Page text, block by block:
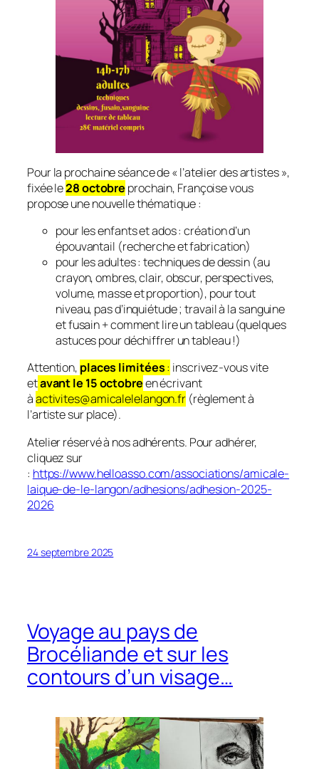
Pour la prochaine séance de « l’atelier des artistes »,
fixée le28 octobre prochain, Françoise vous
propose une nouvelle thématique :
pour les enfants et ados : création d’un
épouvantail (recherche et fabrication)
pour les adultes : techniques de dessin (au
crayon, ombres, clair, obscur, perspectives,
volume, masse et proportion), pour tout
niveau, pas d’inquiétude ; travail à la sanguine
et fusain + comment lire un tableau (quelques
astuces pour déchiffrer un tableau !)
Attention, places limitées: inscrivez-vous vite
etavant le 15 octobreen écrivant
àactivites@amicalelelangon.fr (règlement à
l’artiste sur place).
Atelier réservé à nos adhérents. Pour adhérer,
cliquez sur
: https://www.helloasso.com/associations/amicale-
laique-de-le-langon/adhesions/adhesion-2025-
2026
24 septembre 2025
Voyage au pays de
Brocéliande et sur les
contours d’un visage…